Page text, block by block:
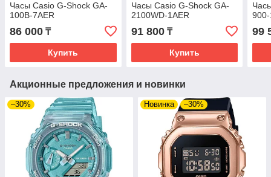
Часы Casio G-Shock GA-
100B-7AER
86 000 ₸
Купить
Часы Casio G-Shock GA-
2100WD-1AER
91 800₸
Купить
99
Акционные предложения и новинки
–30% Новинка –30%